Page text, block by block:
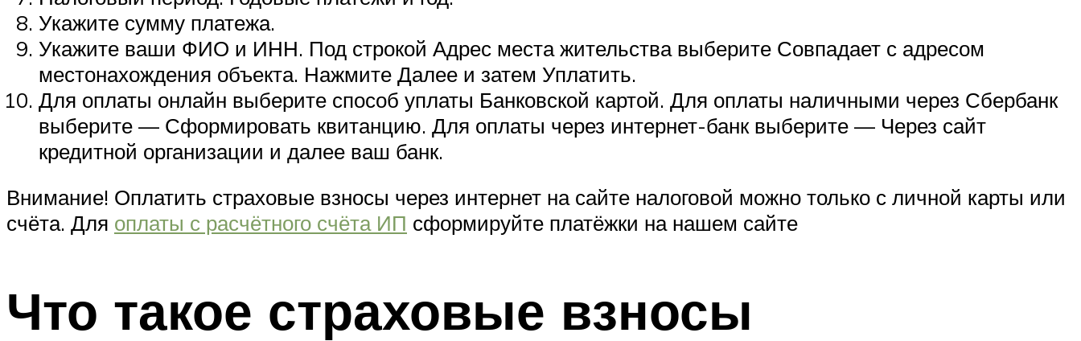
Укажите сумму платежа.
Укажите ваши ФИО и ИНН. Под строкой Адрес места жительства выберите Совпадает с адресом
местонахождения объекта. Нажмите Далее и затем Уплатить.
Для оплаты онлайн выберите способ уплаты Банковской картой. Для оплаты наличными через Сбербанк
выберите — Сформировать квитанцию. Для оплаты через интернет-банк выберите — Через сайт
кредитной организации и далее ваш банк.
Внимание! Оплатить страховые взносы через интернет на сайте налоговой можно только с личной карты или
счёта. Для оплаты с расчётного счёта ИП сформируйте платёжки на нашем сайте
Что такое страховые взносы